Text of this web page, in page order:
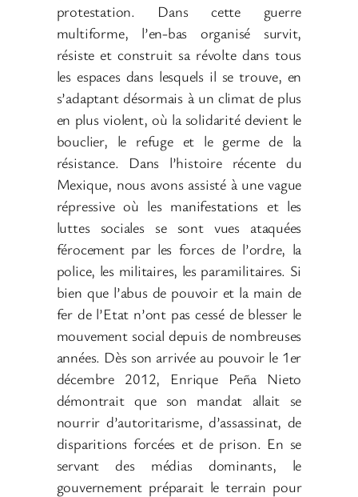
protestation. Dans cette guerre
multiforme, l’en-bas organisé survit,
résiste et construit sa révolte dans tous
les espaces dans lesquels il se trouve, en
s’adaptant désormais à un climat de plus
en plus violent, où la solidarité devient le
bouclier, le refuge et le germe de la
résistance. Dans l’histoire récente du
Mexique, nous avons assisté à une vague
répressive où les manifestations et les
luttes sociales se sont vues ataquées
férocement par les forces de l’ordre, la
police, les militaires, les paramilitaires. Si
bien que l’abus de pouvoir et la main de
fer de l’Etat n’ont pas cessé de blesser le
mouvement social depuis de nombreuses
années. Dès son arrivée au pouvoir le 1er
décembre 2012, Enrique Peña Nieto
démontrait que son mandat allait se
nourrir d’autoritarisme, d’assassinat, de
disparitions forcées et de prison. En se
servant des médias dominants, le
gouvernement préparait le terrain pour